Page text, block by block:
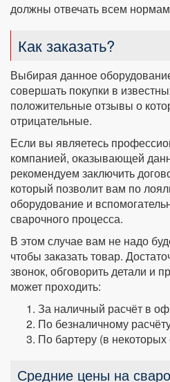
должны отвечать всем
Как заказать?
Выбирая данное
совершать покупки в
положительные отзывы о
отрицательные.
Если вы являетесь
компанией, оказывающей
рекомендуем заключить
который позволит вам по
оборудование и
сварочного процесса.
В этом случае вам не надо
чтобы заказать товар.
звонок, обговорить детали и
может проходить:
За наличный расчёт в
По безналичному
По бартеру (в некоторых
Средние цены на